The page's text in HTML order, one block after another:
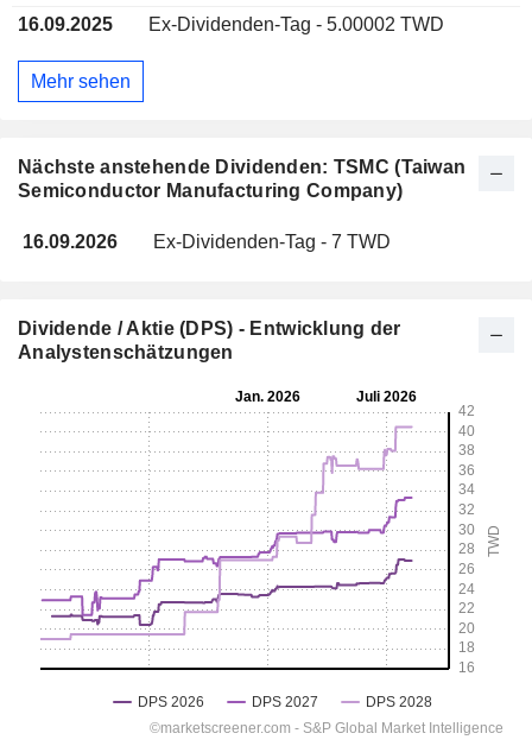
Nächste anstehende Dividenden: TSMC (Taiwan
Semiconductor Manufacturing Company)
16.09.2026 Ex-Dividenden-Tag - 7 TWD
16.09.2025
Ex-Dividenden-Tag - 5.00002 TWD
Mehr sehen
Dividende / Aktie (DPS) - Entwicklung der
Analystenschätzungen